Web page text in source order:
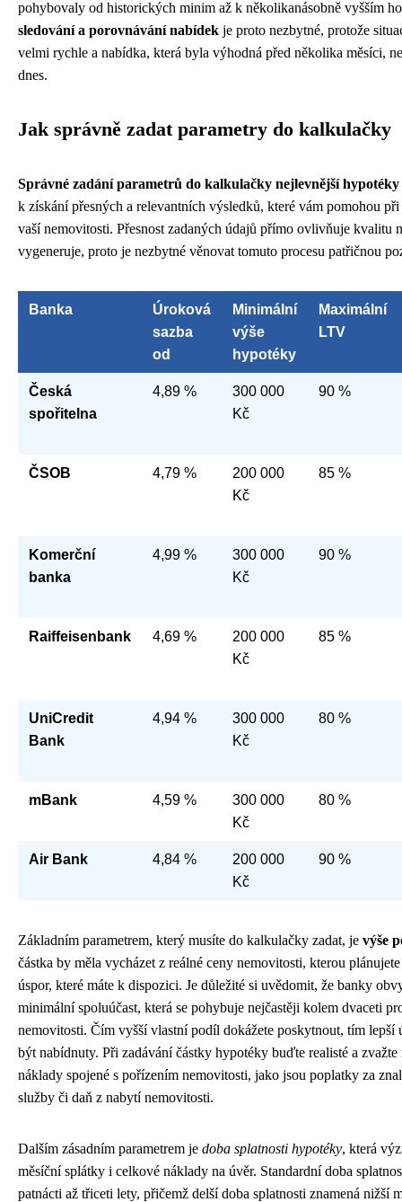
pohybovaly od historických minim až k několikanásobně vyšším
sledování a porovnávání nabídek je proto nezbytné, protože
velmi rychle a nabídka, která byla výhodná před několika měsíci,
dnes.
Jak správně zadat parametry do kalkulačky
Správné zadání parametrů do kalkulačky nejlevnější
k získání přesných a relevantních výsledků, které vám pomohou
vaší nemovitosti. Přesnost zadaných údajů přímo ovlivňuje kvalitu
vygeneruje, proto je nezbytné věnovat tomuto procesu patřičnou
Banka
Úroková
sazba
od
Minimální
výše
hypotéky
Maximální
LTV
Česká
spořitelna
4,89 %
300 000
Kč
90 %
ČSOB 4,79 %
200 000
Kč
85 %
Komerční
banka
4,99 %
300 000
Kč
90 %
Raiffeisenbank 4,69 %
200 000
Kč
85 %
UniCredit
Bank
4,94 %
300 000
Kč
80 %
mBank 4,59 %
300 000
Kč
80 %
Air Bank 4,84 %
200 000
Kč
90 %
Základním parametrem, který musíte do kalkulačky zadat, je výše
částka by měla vycházet z reálné ceny nemovitosti, kterou
úspor, které máte k dispozici. Je důležité si uvědomit, že banky
minimální spoluúčast, která se pohybuje nejčastěji kolem dvaceti
nemovitosti. Čím vyšší vlastní podíl dokážete poskytnout, tím lepší
být nabídnuty. Při zadávání částky hypotéky buďte realisté a
náklady spojené s pořízením nemovitosti, jako jsou poplatky za
služby či daň z nabytí nemovitosti.
Dalším zásadním parametrem je doba splatnosti hypotéky, která
měsíční splátky i celkové náklady na úvěr. Standardní doba
patnácti až třiceti lety, přičemž delší doba splatnosti znamená nižší